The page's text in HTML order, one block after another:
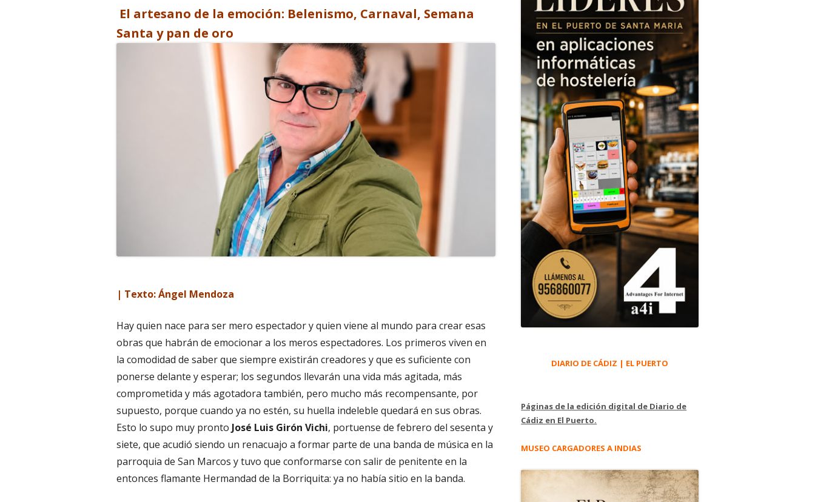
El artesano de la emoción: Belenismo, Carnaval, Semana
Santa y pan de oro
| Texto: Ángel Mendoza
Hay quien nace para ser mero espectador y quien viene al mundo para crear esas
obras que habrán de emocionar a los meros espectadores. Los primeros viven en
la comodidad de saber que siempre existirán creadores y que es suficiente con
ponerse delante y esperar; los segundos llevarán una vida más agitada, más
comprometida y más agotadora también, pero mucho más recompensante, por
supuesto, porque cuando ya no estén, su huella indeleble quedará en sus obras.
Esto lo supo muy pronto José Luis Girón Vichi, portuense de febrero del sesenta y
siete, que acudió siendo un renacuajo a formar parte de una banda de música en la
parroquia de San Marcos y tuvo que conformarse con salir de penitente en la
entonces flamante Hermandad de la Borriquita: ya no había sitio en la banda.
DIARIO DE CÁDIZ | EL PUERTO
Páginas de la edición digital de Diario de
Cádiz en El Puerto.
MUSEO CARGADORES A INDIAS